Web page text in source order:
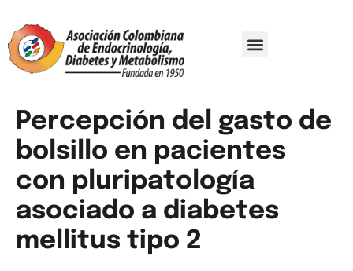
Percepción del gasto de
bolsillo en pacientes
con pluripatología
asociado a diabetes
mellitus tipo 2